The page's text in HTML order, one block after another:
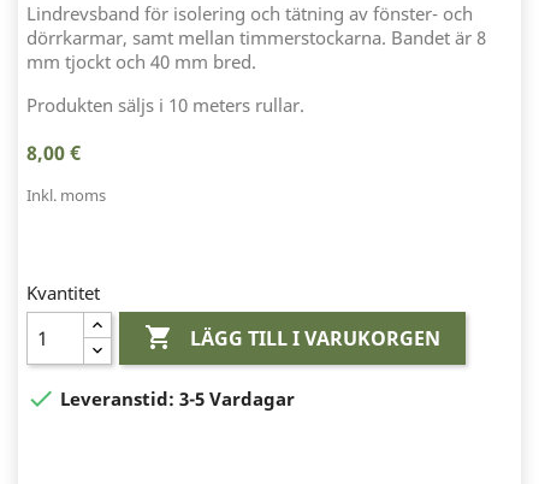
Lindrevsband för isolering och tätning av fönster- och
dörrkarmar, samt mellan timmerstockarna. Bandet är 8
mm tjockt och 40 mm bred.
Produkten säljs i 10 meters rullar.
8,00 €
Inkl. moms
Kvantitet
 LÄGG TILL I VARUKORGEN
 Leveranstid: 3-5 Vardagar